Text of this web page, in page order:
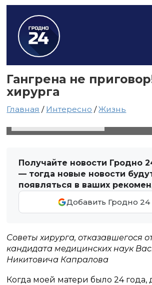
Гангрена не
хирурга
Главная / Интересно /Жизнь
Получайте новости Гродно
— тогда новые новости
появляться в ваших
Добавить Гродно 24
Советы хирурга, отказавшегося
кандидата медицинских наук
Никитовича Капралова
Когда моей матери было 24 года,